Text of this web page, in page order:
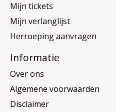
Mijn tickets
Mijn verlanglijst
Herroeping aanvragen
Informatie
Over ons
Algemene voorwaarden
Disclaimer